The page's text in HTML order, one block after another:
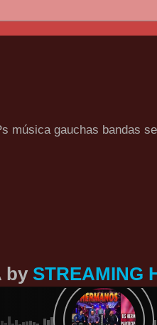
música gauchas bandas
by STREAMING